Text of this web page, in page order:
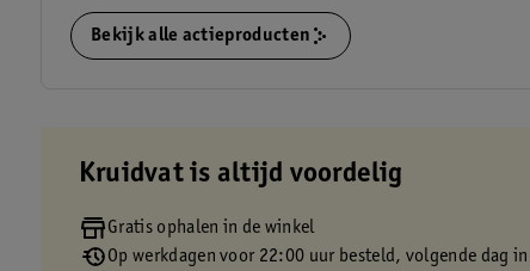
Bekijk alle actieproducten
Kruidvat is altijd voordelig
Gratis ophalen in de winkel
Op werkdagen voor 22:00 uur besteld, volgende dag